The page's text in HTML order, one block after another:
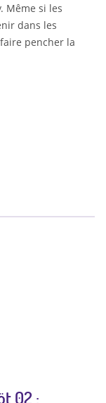
Même si les
dans les
pencher la
02 :